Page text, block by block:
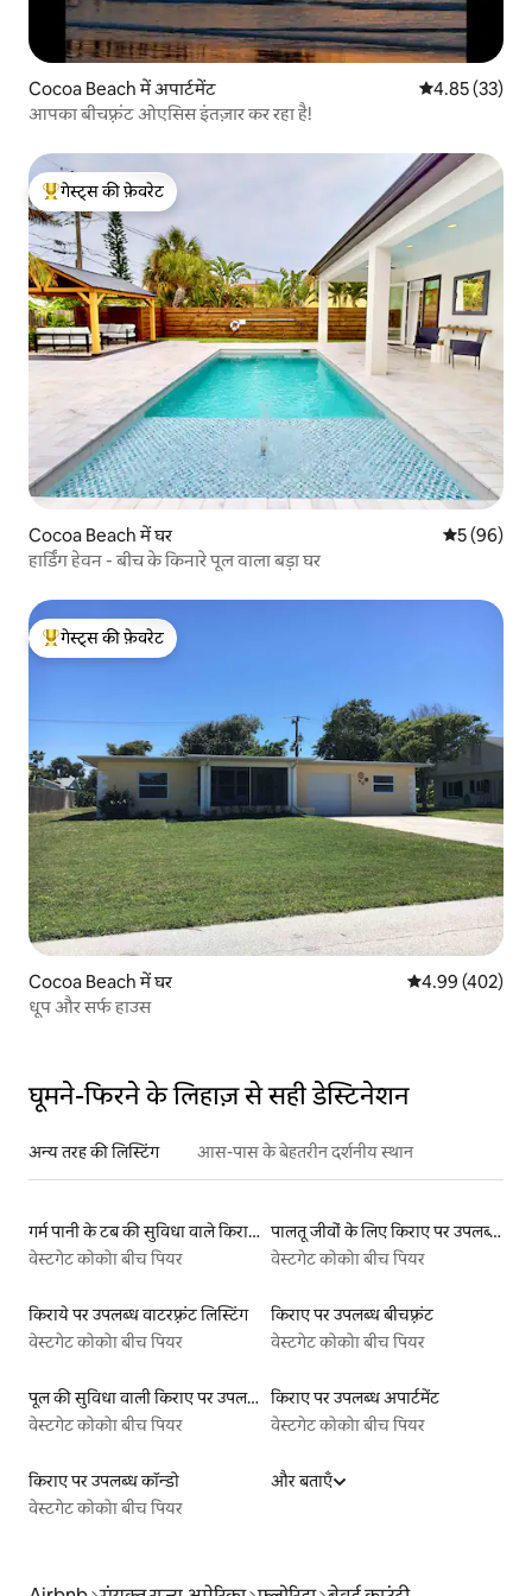
Cocoa Beach में अपार्टमेंट औसत रेटिंग 5 में
4.85 (33)
आपका बीचफ़्रंट ओएसिस इंतज़ार कर रहा है!
गेस्ट्स का टॉप फ़ेवरेट
गेस्ट्स की फ़ेवरेट
Cocoa Beach में घर औसत रेटिंग
5 (96)
हार्डिंग हेवन - बीच के किनारे पूल वाला बड़ा घर
गेस्ट्स का टॉप फ़ेवरेट
गेस्ट्स की फ़ेवरेट
Cocoa Beach में घर औसत रेटिंग 5 में से
4.99 (402)
धूप और सर्फ हाउस
घूमने-फिरने के लिहाज़ से सही डेस्टिनेशन
अन्य तरह की लिस्टिंग आस-पास के बेहतरीन दर्शनीय स्थान
गर्म पानी के टब की सुविधा वाले किराये पर उपलब्ध यर्ट टेंट
वेस्टगेट कोकोा बीच पियर
पालतू जीवों के लिए किराए पर उपलब्ध लिस्टिंग
वेस्टगेट कोकोा बीच पियर
किराये पर उपलब्ध वाटरफ़्रंट लिस्टिंग
वेस्टगेट कोकोा बीच पियर
किराए पर उपलब्ध बीचफ़्रंट
वेस्टगेट कोकोा बीच पियर
पूल की सुविधा वाली किराए पर उपलब्ध लिस्टिंग
वेस्टगेट कोकोा बीच पियर
किराए पर उपलब्ध अपार्टमेंट
वेस्टगेट कोकोा बीच पियर
किराए पर उपलब्ध कॉन्डो
वेस्टगेट कोकोा बीच पियर
और बताएँ